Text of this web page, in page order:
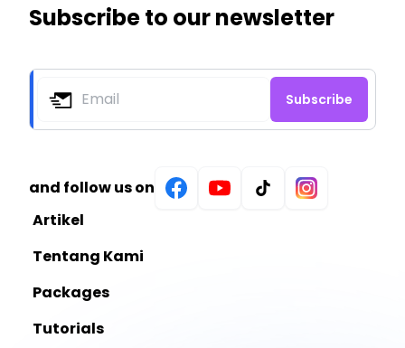
Subscribe to our newsletter
Email Subscribe
and follow us on FacebookYoutubeTiktokInstagram
Artikel
Tentang Kami
Packages
Tutorials